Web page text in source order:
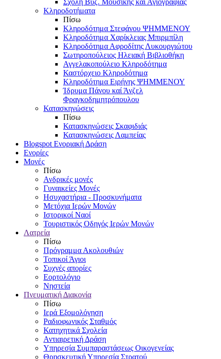
Κληροδοτήματα
Πίσω
Κληροδότημα Στεφάνου ΨΗΜΜΕΝΟΥ
Κληροδότημα Χαρίκλειας Μπιρμπίλη
Κληροδότημα Αφροδίτης Λυκουργιώτου
Σωτηροπούλειος Ηλειακή Βιβλιοθήκη
Αγγελακοπούλειο Κληροδότημα
Καστόρχειο Κληροδότημα
Κληροδότημα Ειρήνης ΨΗΜΜΕΝΟΥ
Ίδρυμα Πάνου καί Άνζελ
Φραγκοδημητρόπουλου
Κατασκηνώσεις
Πίσω
Κατασκηνώσεις Σκαφιδιάς
Κατασκηνώσεις Λαμπείας
Blogspot Ενοριακή Δράση
Ενορίες
Μονές
Πίσω
Ανδρικές μονές
Γυναικείες Μονές
Ησυχαστήρια - Προσκυνήματα
Μετόχια Ιερών Μονών
Ιστορικοί Ναοί
Τουριστικός Οδηγός Ιερών Μονών
Λατρεία
Πίσω
Πρόγραμμα Ακολουθιών
Τοπικοί Άγιοι
Συχνές απορίες
Εορτολόγιο
Νηστεία
Πνευματική Διακονία
Πίσω
Ιερά Εξομολόγηση
Ραδιοφωνικός Σταθμός
Κατηχητικά Σχολεία
Αντιαιρετική Δράση
Υπηρεσία Συμπαραστάσεως Οικογενείας
Θρησκευτική Υπηρεσία Στρατού